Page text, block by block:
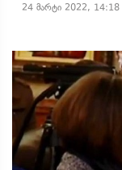
24 მარტი 2022, 14:18